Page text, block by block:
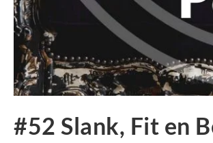
#52 Slank, Fit en